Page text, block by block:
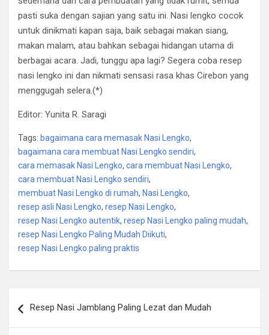
pasti suka dengan sajian yang satu ini. Nasi lengko cocok
untuk dinikmati kapan saja, baik sebagai makan siang,
makan malam, atau bahkan sebagai hidangan utama di
berbagai acara. Jadi, tunggu apa lagi? Segera coba resep
nasi lengko ini dan nikmati sensasi rasa khas Cirebon yang
menggugah selera.(*)
Editor: Yunita R. Saragi
Tags: bagaimana cara memasak Nasi Lengko,
bagaimana cara membuat Nasi Lengko sendiri,
cara memasak Nasi Lengko, cara membuat Nasi Lengko,
cara membuat Nasi Lengko sendiri,
membuat Nasi Lengko di rumah, Nasi Lengko,
resep asli Nasi Lengko, resep Nasi Lengko,
resep Nasi Lengko autentik, resep Nasi Lengko paling mudah,
resep Nasi Lengko Paling Mudah Diikuti,
resep Nasi Lengko paling praktis
navigation
Resep Nasi Jamblang Paling Lezat dan Mudah